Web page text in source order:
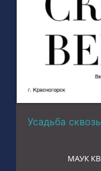
Усадьба
МАУК